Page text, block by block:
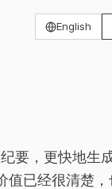
English
要，更快地生
值已经很清楚